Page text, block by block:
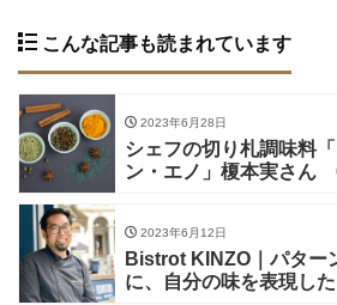
こんな記事も読まれています
2023年6月28日
シェフの切り札調味料
ン・エノ」榎本実さん
2023年6月12日
Bistrot KINZO｜パター
に、自分の味を表現した